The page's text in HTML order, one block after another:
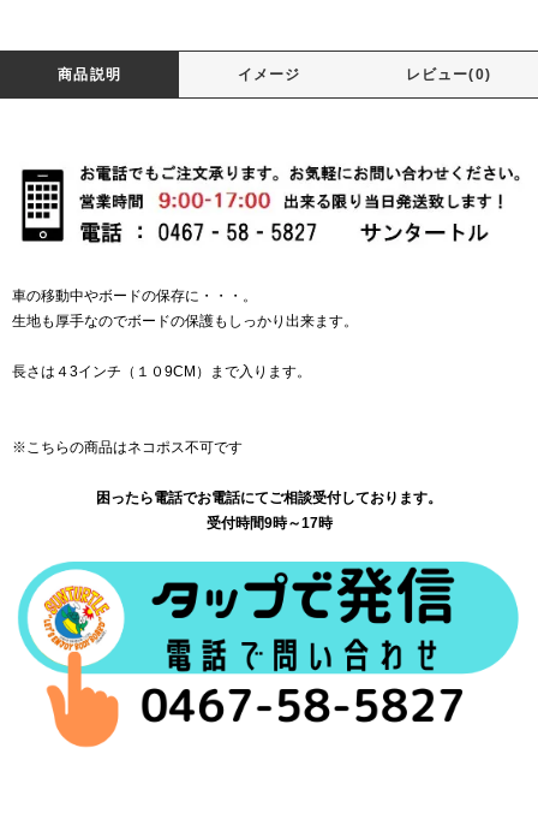
商品説明 イメージ レビュー(0)
車の移動中やボードの保存に・・・。
生地も厚手なのでボードの保護もしっかり出来ます。
長さは４3インチ（１０9CM）まで入ります。
※こちらの商品はネコポス不可です
困ったら電話でお電話にてご相談受付しております。
受付時間9時～17時